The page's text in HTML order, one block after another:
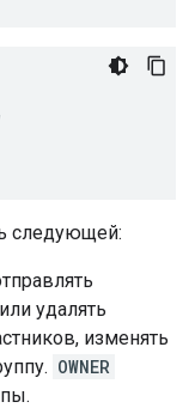
следующей:
удалять
изменять
OWNER